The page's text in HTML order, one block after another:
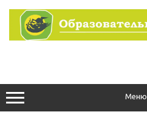
содержимому
Меню